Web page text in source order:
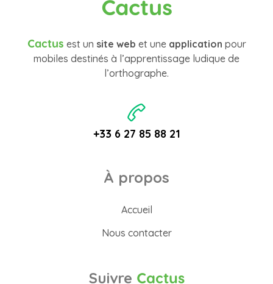
Cactus
Cactus est un site web et une application pour
mobiles destinés à l’apprentissage ludique de
l’orthographe.
+33 6 27 85 88 21
À propos
Accueil
Nous contacter
Suivre Cactus